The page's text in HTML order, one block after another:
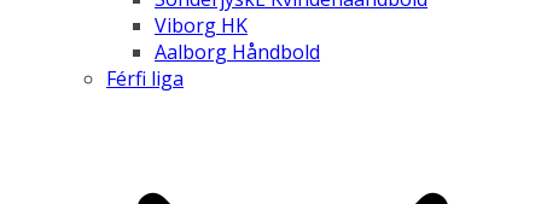
Viborg HK
Aalborg Håndbold
Férfi liga